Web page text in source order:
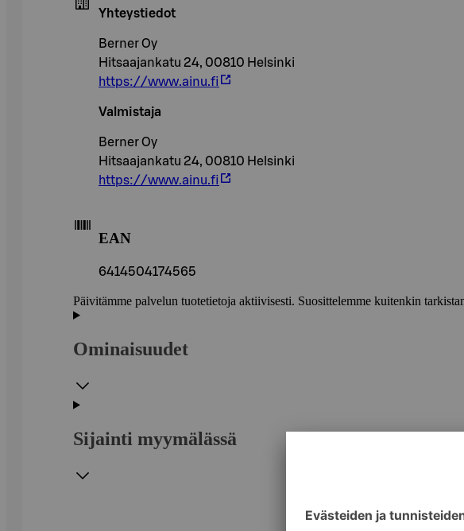
Yhteystiedot
Berner Oy
Hitsaajankatu 24, 00810 Helsinki
https://www.ainu.fi
Valmistaja
Berner Oy
Hitsaajankatu 24, 00810 Helsinki
https://www.ainu.fi
EAN
6414504174565
Päivitämme palvelun tuotetietoja aktiivisesti. Suosittelemme kuitenkin
Ominaisuudet
Sijainti myymälässä